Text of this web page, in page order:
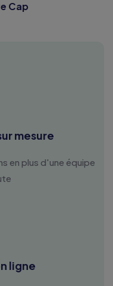
Cap
mesure
en plus d'une équipe
ligne